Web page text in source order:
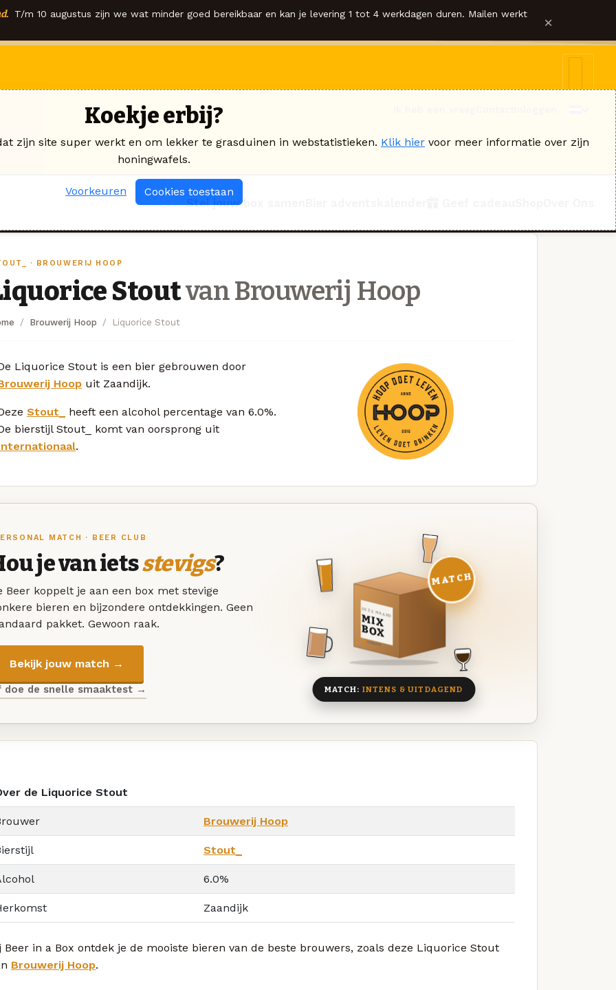
T/m 10 augustus zijn we wat minder goed bereikbaar en kan je levering 1 tot 4 werkdagen duren. Mailen werkt ×
Stel jouw box samen
· BROUWERIJ HOOP
Stoutvan Brouwerij Hoop
Brouwerij Hoop Liquorice Stout
Liquorice Stout is een bier gebrouwen door
Hoop uit Zaandijk.
Stout_
heeft een alcohol percentage van 6.0%.
bierstijl Stout_ komt van oorsprong uit
.
MATCH · BEER CLUB
je van ietsstevigs?
Beer koppelt je aan een box met stevige
bieren en bijzondere ontdekkingen. Geen
pakket. Gewoon raak.
Bekijk jouw match →
doe de snelle smaaktest →
DEZE MAAND
MIX
BOX
8 BIEREN
MATCH
MATCH: INTENS & UITDAGEND
de Liquorice Stout
Brouwerij Hoop
Stout_
6.0%
Zaandijk
Beer in a Box ontdek je de mooiste bieren van de beste brouwers, zoals deze Liquorice Stout
Brouwerij Hoop.
Koekje erbij?
zijn site super werkt en om lekker te grasduinen in webstatistieken. Klik hier voor meer informatie over zijn
honingwafels.
Voorkeuren Cookies toestaan